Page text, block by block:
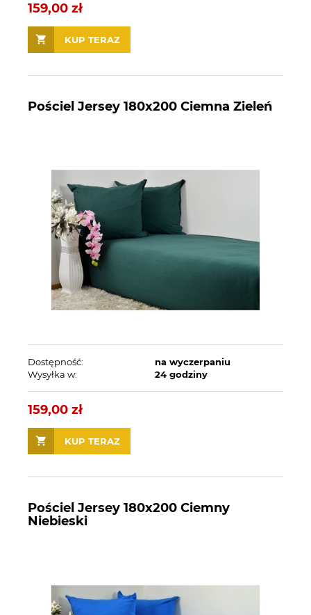
159,00 zł
KUP TERAZ
Pościel Jersey 180x200 Ciemna Zieleń
Dostępność:
na wyczerpaniu
Wysyłka w:
24 godziny
159,00 zł
KUP TERAZ
Pościel Jersey 180x200 Ciemny
Niebieski